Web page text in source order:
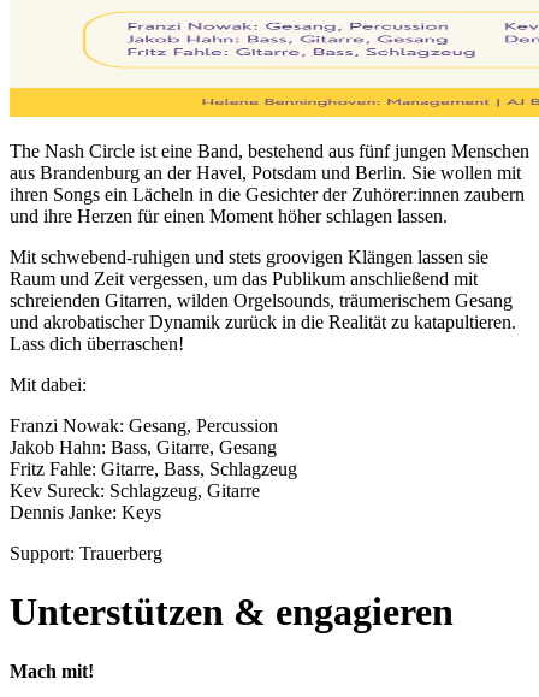
The Nash Circle ist eine Band, bestehend aus fünf jungen Menschen
aus Brandenburg an der Havel, Potsdam und Berlin. Sie wollen mit
ihren Songs ein Lächeln in die Gesichter der Zuhörer:innen zaubern
und ihre Herzen für einen Moment höher schlagen lassen.
Mit schwebend-ruhigen und stets groovigen Klängen lassen sie
Raum und Zeit vergessen, um das Publikum anschließend mit
schreienden Gitarren, wilden Orgelsounds, träumerischem Gesang
und akrobatischer Dynamik zurück in die Realität zu katapultieren.
Lass dich überraschen!
Mit dabei:
Franzi Nowak: Gesang, Percussion
Jakob Hahn: Bass, Gitarre, Gesang
Fritz Fahle: Gitarre, Bass, Schlagzeug
Kev Sureck: Schlagzeug, Gitarre
Dennis Janke: Keys
Support: Trauerberg
Unterstützen & engagieren
Mach mit!